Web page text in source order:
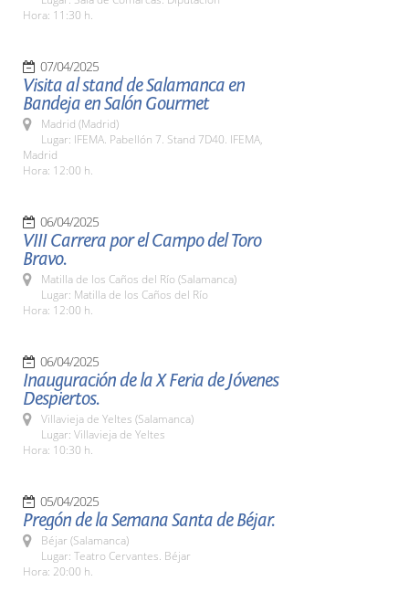
Hora: 11:30 h.
07/04/2025
Visita al stand de Salamanca en
Bandeja en Salón Gourmet
Madrid (Madrid)
Lugar: IFEMA. Pabellón 7. Stand 7D40. IFEMA,
Madrid
Hora: 12:00 h.
06/04/2025
VIII Carrera por el Campo del Toro
Bravo.
Matilla de los Caños del Río (Salamanca)
Lugar: Matilla de los Caños del Río
Hora: 12:00 h.
06/04/2025
Inauguración de la X Feria de Jóvenes
Despiertos.
Villavieja de Yeltes (Salamanca)
Lugar: Villavieja de Yeltes
Hora: 10:30 h.
05/04/2025
Pregón de la Semana Santa de Béjar.
Béjar (Salamanca)
Lugar: Teatro Cervantes. Béjar
Hora: 20:00 h.